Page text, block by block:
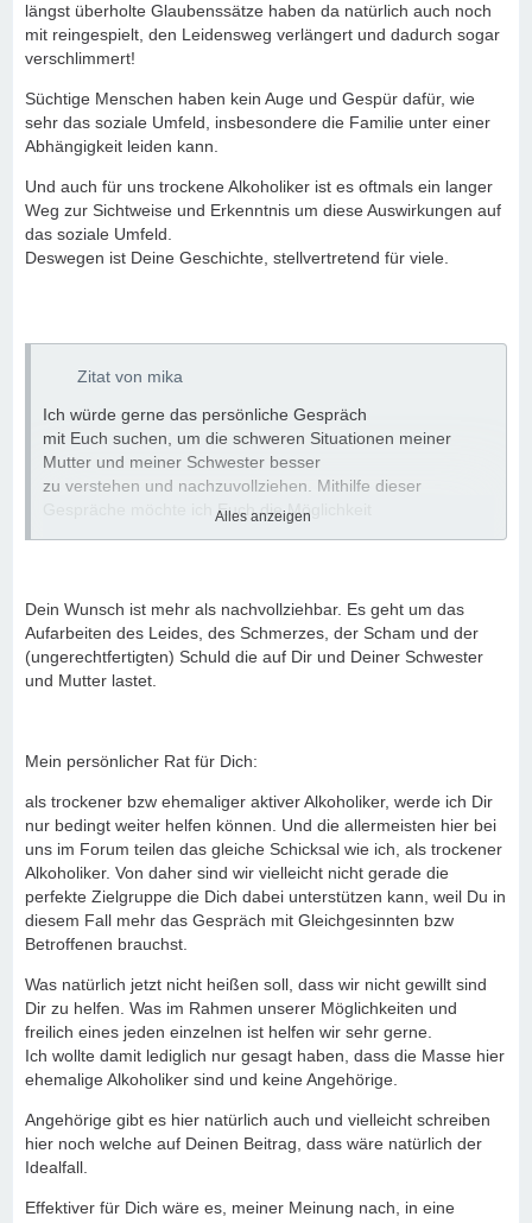
längst überholte Glaubenssätze haben da natürlich auch noch
mit reingespielt, den Leidensweg verlängert und dadurch sogar
verschlimmert!
Süchtige Menschen haben kein Auge und Gespür dafür, wie
sehr das soziale Umfeld, insbesondere die Familie unter einer
Abhängigkeit leiden kann.
Und auch für uns trockene Alkoholiker ist es oftmals ein langer
Weg zur Sichtweise und Erkenntnis um diese Auswirkungen auf
das soziale Umfeld.
Deswegen ist Deine Geschichte, stellvertretend für viele.
Zitat von mika
Ich würde gerne das persönliche Gespräch
mit Euch suchen, um die schweren Situationen meiner
Mutter und meiner Schwester besser
zu verstehen und nachzuvollziehen. Mithilfe dieser
Gespräche möchte ich Euch die Möglichkeit
Angehörigen aufzuarbeiten.
Außerdem würde Ich gerne als persönlich Betroffener eine
sehr persönliche fotografische Arbeit
über das Thema der Alkoholerkrankung aus der Sicht der
präsent in unserer Gesellschaft verankert ist,
Hilfe, von denjenigen, die Lust haben
mitzumachen, da die Sucht einer/s Anderen ein sehr schwer
fotografisch umsetzbares Thema ist.
Alles anzeigen
Dein Wunsch ist mehr als nachvollziehbar. Es geht um das
Aufarbeiten des Leides, des Schmerzes, der Scham und der
(ungerechtfertigten) Schuld die auf Dir und Deiner Schwester
und Mutter lastet.
Mein persönlicher Rat für Dich:
als trockener bzw ehemaliger aktiver Alkoholiker, werde ich Dir
nur bedingt weiter helfen können. Und die allermeisten hier bei
uns im Forum teilen das gleiche Schicksal wie ich, als trockener
Alkoholiker. Von daher sind wir vielleicht nicht gerade die
perfekte Zielgruppe die Dich dabei unterstützen kann, weil Du in
diesem Fall mehr das Gespräch mit Gleichgesinnten bzw
Betroffenen brauchst.
Was natürlich jetzt nicht heißen soll, dass wir nicht gewillt sind
Dir zu helfen. Was im Rahmen unserer Möglichkeiten und
freilich eines jeden einzelnen ist helfen wir sehr gerne.
Ich wollte damit lediglich nur gesagt haben, dass die Masse hier
ehemalige Alkoholiker sind und keine Angehörige.
Angehörige gibt es hier natürlich auch und vielleicht schreiben
hier noch welche auf Deinen Beitrag, dass wäre natürlich der
Idealfall.
Effektiver für Dich wäre es, meiner Meinung nach, in eine